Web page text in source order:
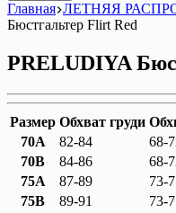
Главная ЛЕТНЯЯ
Бюстгальтер Flirt Red
PRELUDIYA
Размер Обхват груди
70A
82-84
68-
70B
84-86
68-
75A
87-89
73-
75B
89-91
73-